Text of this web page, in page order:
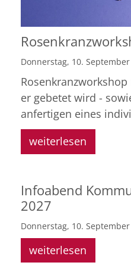
Donnerstag, 10.
er gebetet wird -
anfertigen eines
weiterlesen
Infoabend
2027
Donnerstag, 10.
weiterlesen